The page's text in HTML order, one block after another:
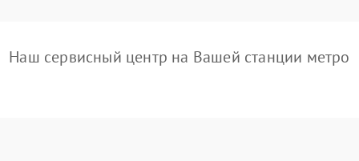
Наш сервисный центр на Вашей станции метро